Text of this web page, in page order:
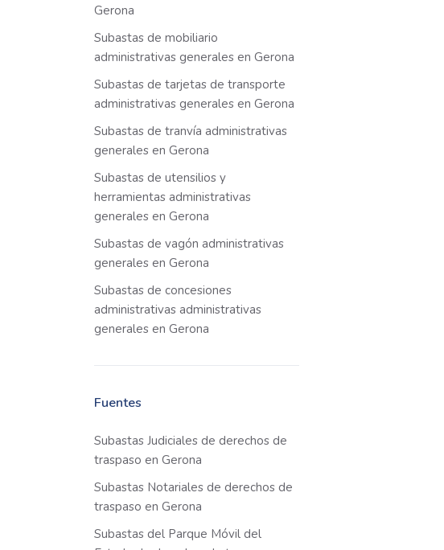
Gerona
Subastas de mobiliario
administrativas generales en Gerona
Subastas de tarjetas de transporte
administrativas generales en Gerona
Subastas de tranvía administrativas
generales en Gerona
Subastas de utensilios y
herramientas administrativas
generales en Gerona
Subastas de vagón administrativas
generales en Gerona
Subastas de concesiones
administrativas administrativas
generales en Gerona
Fuentes
Subastas Judiciales de derechos de
traspaso en Gerona
Subastas Notariales de derechos de
traspaso en Gerona
Subastas del Parque Móvil del